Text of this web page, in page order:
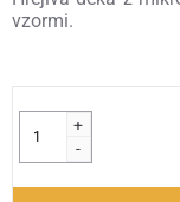
vzormi.
+
-